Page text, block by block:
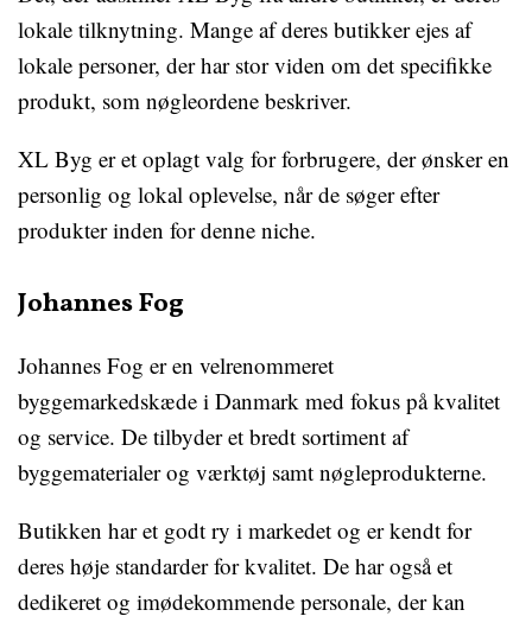
lokale tilknytning. Mange af deres butikker ejes af
lokale personer, der har stor viden om det specifikke
produkt, som nøgleordene beskriver.
XL Byg er et oplagt valg for forbrugere, der ønsker en
personlig og lokal oplevelse, når de søger efter
produkter inden for denne niche.
Johannes Fog
Johannes Fog er en velrenommeret
byggemarkedskæde i Danmark med fokus på kvalitet
og service. De tilbyder et bredt sortiment af
byggematerialer og værktøj samt nøgleprodukterne.
Butikken har et godt ry i markedet og er kendt for
deres høje standarder for kvalitet. De har også et
dedikeret og imødekommende personale, der kan